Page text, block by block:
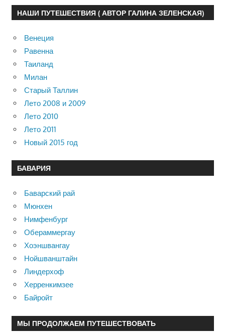
НАШИ ПУТЕШЕСТВИЯ ( АВТОР ГАЛИНА ЗЕЛЕНСКАЯ)
Венеция
Равенна
Таиланд
Милан
Старый Таллин
Лето 2008 и 2009
Лето 2010
Лето 2011
Новый 2015 год
БАВАРИЯ
Баварский рай
Мюнхен
Нимфенбург
Обераммергау
Хоэншвангау
Нойшванштайн
Линдерхоф
Херренкимзее
Байройт
МЫ ПРОДОЛЖАЕМ ПУТЕШЕСТВОВАТЬ